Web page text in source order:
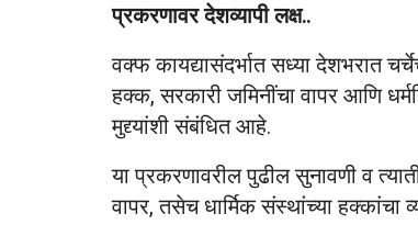
प्रकरणावर देशव्यापी लक्ष..
वक्फ कायद्यासंदर्भात सध्या देशभरात
हक्क, सरकारी जमिनींचा वापर आणि
मुद्द्यांशी संबंधित आहे.
या प्रकरणावरील पुढील सुनावणी व
वापर, तसेच धार्मिक संस्थांच्या हक्कांचा